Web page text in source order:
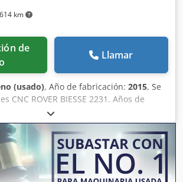
km
Llamar
(usado), Año de fabricación: 2015, Se
CNC ROVER BIESSE 2231. Años de
2014, 2015, 2016. En muy buen estado.